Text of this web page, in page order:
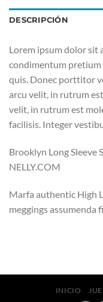
DESCRIPCIÓN
Lorem ipsum dolor sit
condimentum
quis. Donec porttitor
arcu velit, in rutrum
velit, in rutrum est
facilisis. Integer
Brooklyn Long Sleeve
NELLY.COM
Marfa authentic High
meggings assumenda
INICIO